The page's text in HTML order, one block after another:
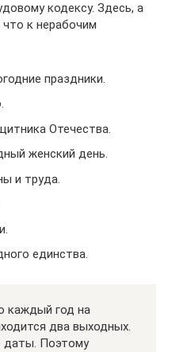
кодексу. Здесь, а
что к нерабочим
праздники.
Отечества.
женский день.
и труда.
единства.
каждый год на
два выходных.
даты. Поэтому